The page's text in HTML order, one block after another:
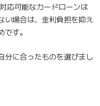
応可能なカードローンは
い場合は、金利負担を抑え
す。
分に合ったものを選びまし